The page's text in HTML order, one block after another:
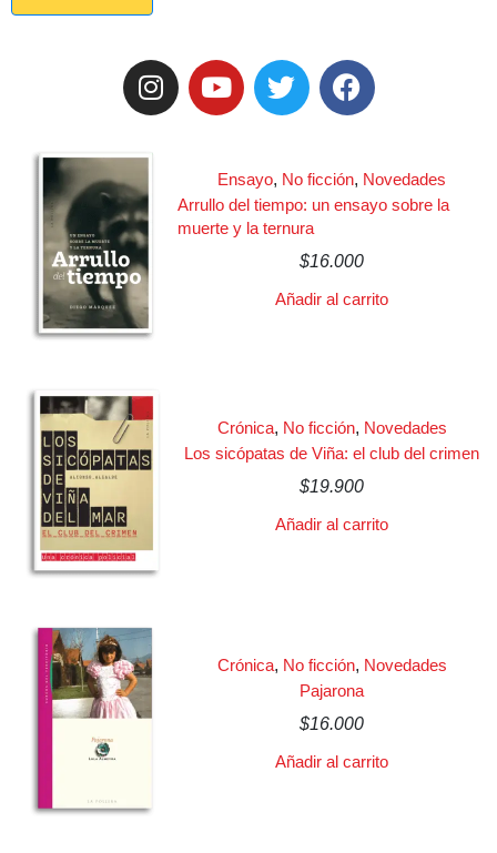
Ensayo, No ficción, Novedades
Arrullo del tiempo: un ensayo sobre la
muerte y la ternura
$16.000
Añadir al carrito
Crónica, No ficción, Novedades
Los sicópatas de Viña: el club del crimen
$19.900
Añadir al carrito
Crónica, No ficción, Novedades
Pajarona
$16.000
Añadir al carrito